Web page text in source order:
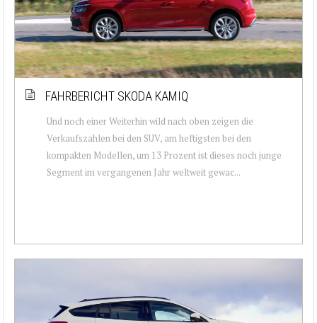
FAHRBERICHT SKODA KAMIQ
Und noch einer Weiterhin wild nach oben zeigen die
Verkaufszahlen bei den SUV, am heftigsten bei den
kompakten Modellen, um 13 Prozent ist dieses noch junge
Segment im vergangenen Jahr weltweit gewac...